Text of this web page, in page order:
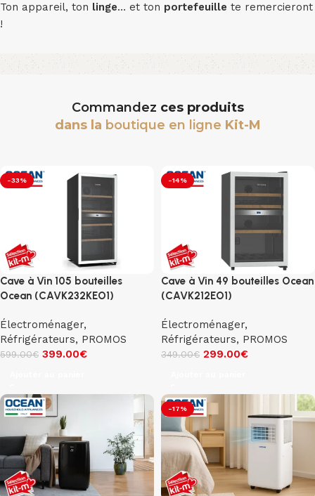
Ton appareil, ton linge… et ton portefeuille te remercieront
!
Commandez ces produits
dans la boutique en ligne Kit-M
-33%
Cave à Vin 105 bouteilles
Ocean (CAVK232KEO1)
Électroménager,
Réfrigérateurs, PROMOS
599.00€ 399.00€
-14%
Cave à Vin 49 bouteilles Ocean
(CAVK212EO1)
Électroménager,
Réfrigérateurs, PROMOS
349.00€ 299.00€
-17%